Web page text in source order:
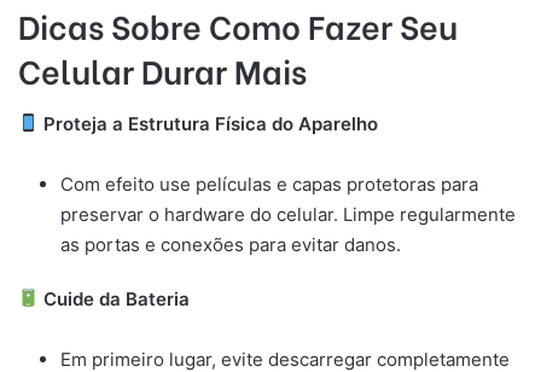
Dicas Sobre Como Fazer Seu
Celular Durar Mais
Proteja a Estrutura Física do Aparelho
Com efeito use películas e capas protetoras para
preservar o hardware do celular. Limpe regularmente
as portas e conexões para evitar danos.
Cuide da Bateria
Em primeiro lugar, evite descarregar completamente